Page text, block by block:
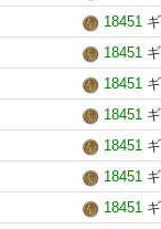
18451
18451
18451
18451
18451
18451
18451